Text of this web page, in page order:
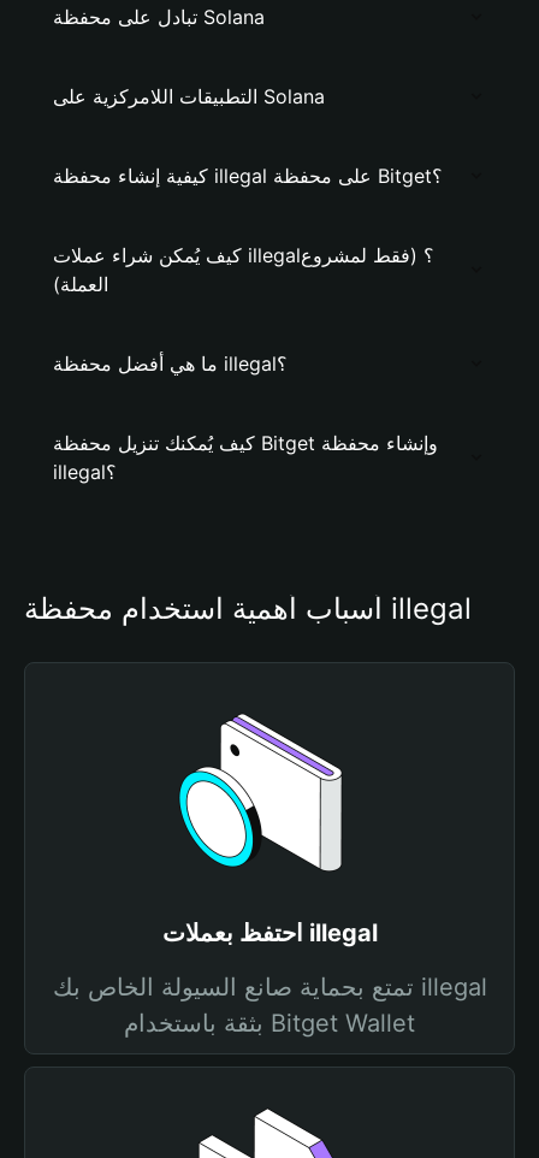
تبادل على محفظة Solana
التطبيقات اللامركزية على Solana
كيفية إنشاء محفظة illegal على محفظة Bitget؟
كيف يُمكن شراء عملات illegal؟ (فقط لمشروع
العملة)
ما هي أفضل محفظة illegal؟
كيف يُمكنك تنزيل محفظة Bitget وإنشاء محفظة
illegal؟
أسباب أهمية استخدام محفظة illegal
احتفظ بعملات illegal
تمتع بحماية صانع السيولة الخاص بك illegal
بثقة باستخدام Bitget Wallet